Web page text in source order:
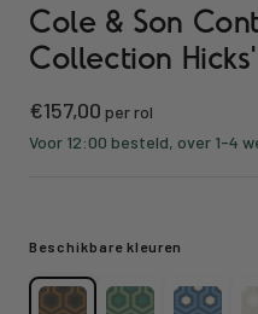
1
Cole & Son
Collection
Kortings
prijs
€157,00 per rol
Voor 12:00 besteld, over 1-4
Beschikbare kleuren